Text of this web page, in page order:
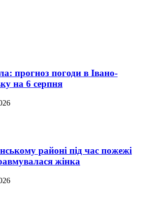
прогноз погоди в Івано-
на 6 серпня
районі під час пожежі
жінка